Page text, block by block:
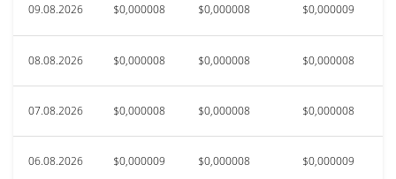
09.08.2026 $0,000008 $0,000008 $0,000009
08.08.2026 $0,000008 $0,000008 $0,000008
07.08.2026 $0,000008 $0,000008 $0,000008
06.08.2026 $0,000009 $0,000008 $0,000009